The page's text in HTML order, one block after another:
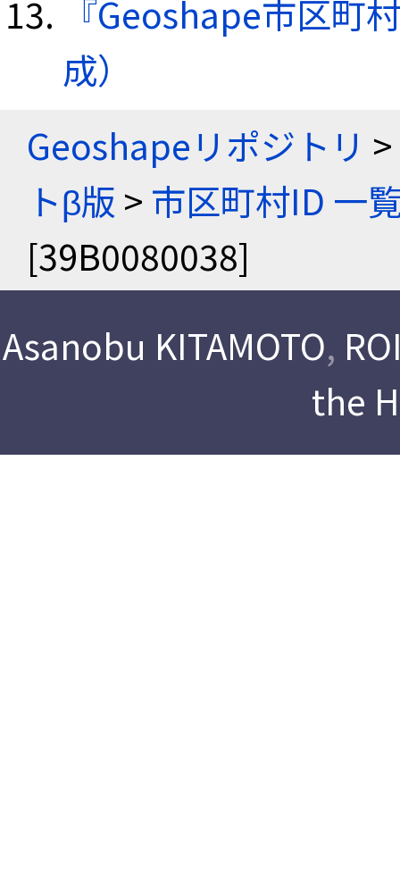
『Geoshape市区町
成）
Geoshapeリポジトリ >
トβ版 > 市区町村ID 一
[39B0080038]
Asanobu KITAMOTO,
the